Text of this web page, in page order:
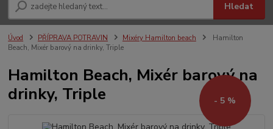
Hledat
Úvod PŘÍPRAVA POTRAVIN Mixéry Hamilton beach
Hamilton
Beach, Mixér barový na drinky, Triple
Hamilton Beach, Mixér barový na
drinky, Triple
- 5 %